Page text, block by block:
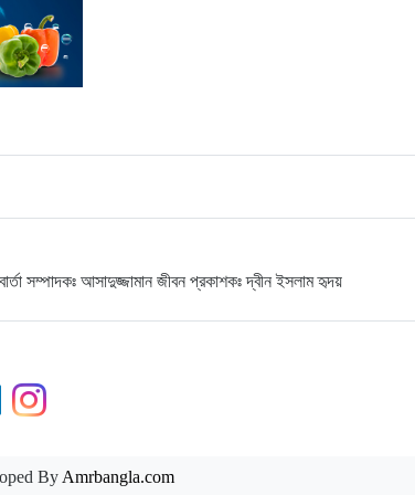
সম্পাদকঃ আসাদুজ্জামান জীবন প্রকাশকঃ দ্বীন ইসলাম হৃদয়
By Amrbangla.com